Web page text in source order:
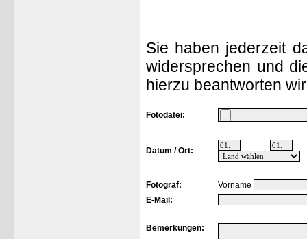
Sie haben jederzeit
widersprechen und
hierzu beantworten
Fotodatei:
Datum / Ort:
Fotograf:
Vorname
E-Mail:
Bemerkungen: